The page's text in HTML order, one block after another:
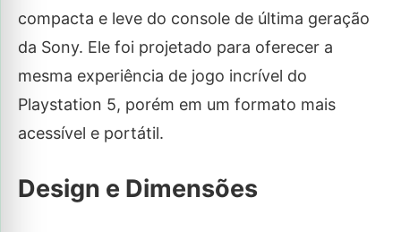
compacta e leve do console de última geração
da Sony. Ele foi projetado para oferecer a
mesma experiência de jogo incrível do
Playstation 5, porém em um formato mais
acessível e portátil.
Design e Dimensões